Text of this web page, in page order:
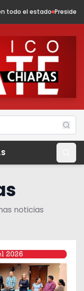
Fabiola Ricci
noticias